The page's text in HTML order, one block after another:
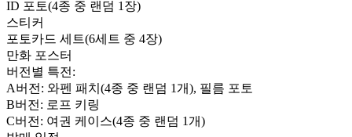
ID 포토(4종 중 랜덤 1장)
스티커
포토카드 세트(6세트 중 4장)
만화 포스터
버전별 특전:
A버전: 와펜 패치(4종 중 랜덤 1개), 필름 포토
B버전: 로프 키링
C버전: 여권 케이스(4종 중 랜덤 1개)